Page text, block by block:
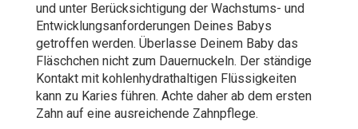
und unter Berücksichtigung der Wachstums- und
Entwicklungsanforderungen Deines Babys
getroffen werden. Überlasse Deinem Baby das
Fläschchen nicht zum Dauernuckeln. Der ständige
Kontakt mit kohlenhydrathaltigen Flüssigkeiten
kann zu Karies führen. Achte daher ab dem ersten
Zahn auf eine ausreichende Zahnpflege.